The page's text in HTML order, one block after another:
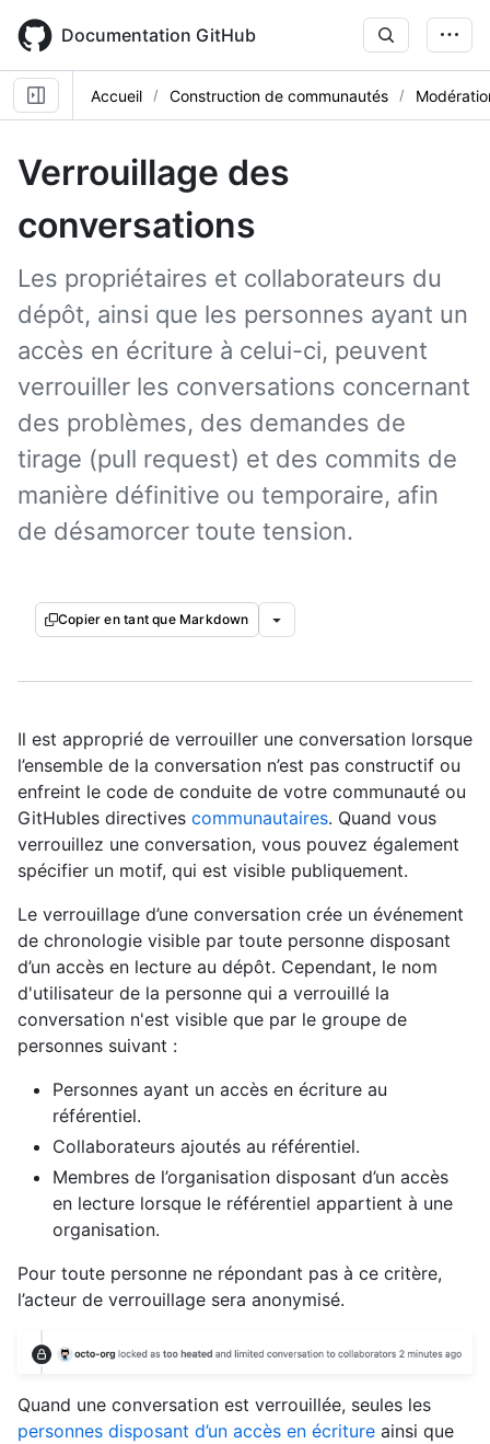
main
content
Documentation GitHub
Accueil Construction de communautés
Verrouillage des
conversations
Les propriétaires et collaborateurs du
dépôt, ainsi que les personnes ayant un
accès en écriture à celui-ci, peuvent
verrouiller les conversations concernant
des problèmes, des demandes de
tirage (pull request) et des commits de
manière définitive ou temporaire, afin
de désamorcer toute tension.
Copier en tant que Markdown
Il est approprié de verrouiller une conversation lorsque
l’ensemble de la conversation n’est pas constructif ou
enfreint le code de conduite de votre communauté ou
GitHubles directives communautaires. Quand vous
verrouillez une conversation, vous pouvez également
spécifier un motif, qui est visible publiquement.
Le verrouillage d’une conversation crée un événement
de chronologie visible par toute personne disposant
d’un accès en lecture au dépôt. Cependant, le nom
d'utilisateur de la personne qui a verrouillé la
conversation n'est visible que par le groupe de
personnes suivant :
Personnes ayant un accès en écriture au
référentiel.
Collaborateurs ajoutés au référentiel.
Membres de l’organisation disposant d’un accès
en lecture lorsque le référentiel appartient à une
organisation.
Pour toute personne ne répondant pas à ce critère,
l’acteur de verrouillage sera anonymisé.
Quand une conversation est verrouillée, seules les
personnes disposant d’un accès en écriture ainsi que